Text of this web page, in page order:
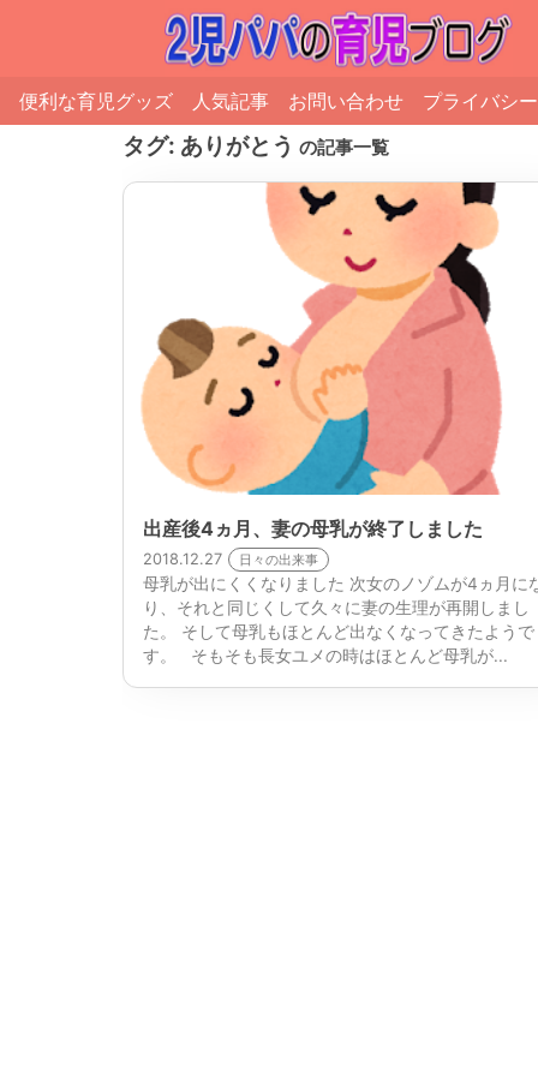
便利な育児グッズ 人気記事 お問い合わせ プライバシ
タグ: ありがとう の記事一覧
出産後4ヵ月、妻の母乳が終了しました
2018.12.27 日々の出来事
母乳が出にくくなりました 次女のノゾムが4ヵ月に
り、それと同じくして久々に妻の生理が再開しまし
た。 そして母乳もほとんど出なくなってきたようで
す。 そもそも長女ユメの時はほとんど母乳が...